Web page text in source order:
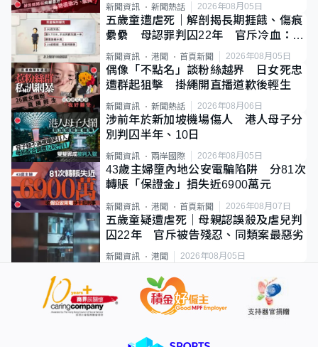
新聞資訊 新聞熱話 2026年08月05日
五歲童遭虐死｜解剖揭長期捱餓、傷痕
纍纍 母認罪判囚22年 官斥冷血：同
類案最惡劣
新聞資訊 港聞 首頁新聞 2026年08月05日
偶像「不點名」談粉絲越界 日女死忠
遭群起狙擊 掛繩開直播道歉後輕生
新聞資訊 新聞熱話 2026年08月06日
涉前年於新加坡機場傷人 港人母子分
別判囚半年、10日
新聞資訊 兩岸國際 2026年08月05日
43歲主婦墮內地公安電騙陷阱 分81次
轉賬「保證金」損失近6900萬元
新聞資訊 港聞 首頁新聞 2026年08月07日
五歲童疑遭虐死｜母親認誤殺及虐兒判
囚22年 官斥被告殘忍、同類案最惡劣
新聞資訊 港聞 2026年08月05日